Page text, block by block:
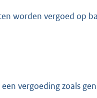
worden vergoed op
vergoeding zoals